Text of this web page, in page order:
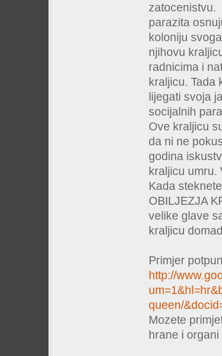
zatocenistvu.
parazita
koloniju
njihovu
radnicima i
kraljicu. Tada
lijegati svoja
socijalnih
Ove kraljicu
da ni ne
godina
kraljicu umru.
Kada
OBILJEZJA
velike glave
kraljicu
Primjer
http://
queen/
Mozete
hrane i